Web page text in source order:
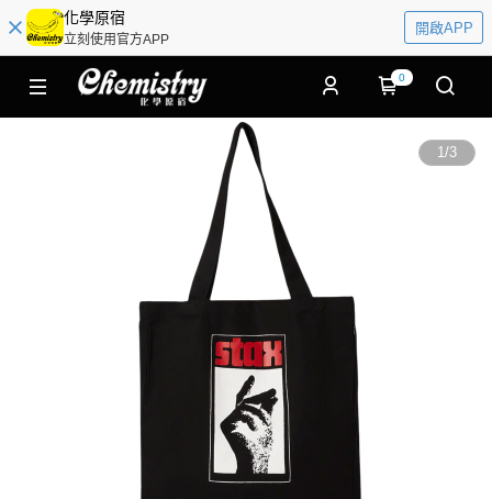
化學原宿
立刻使用官方APP
開啟APP
0
1/3